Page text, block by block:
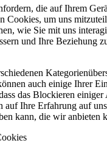
die auf Ihrem
Cookies, um uns
wie Sie mit uns
und Ihre Beziehung
auch einige Ihrer
das Blockieren einiger
Ihre Erfahrung auf
kann, die wir anbieten